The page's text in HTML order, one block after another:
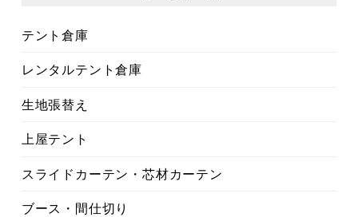
テント倉庫
レンタルテント倉庫
生地張替え
上屋テント
スライドカーテン・芯材カーテン
ブース・間仕切り